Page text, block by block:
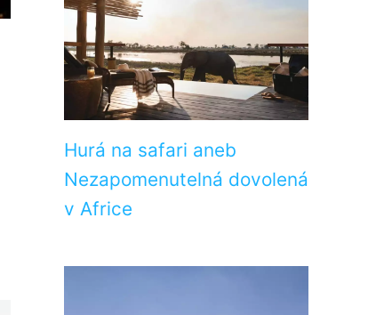
Hurá na safari aneb
Nezapomenutelná dovolená
v Africe